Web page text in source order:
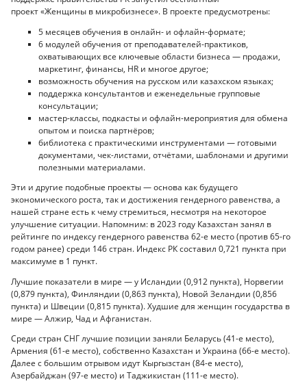
проект «Женщины в микробизнесе». В проекте предусмотрены:
5 месяцев обучения в онлайн- и офлайн-формате;
6 модулей обучения от преподавателей-практиков,
охватывающих все ключевые области бизнеса — продажи,
маркетинг, финансы, HR и многое другое;
возможность обучения на русском или казахском языках;
поддержка консультантов и еженедельные групповые
консультации;
мастер-классы, подкасты и офлайн-мероприятия для обмена
опытом и поиска партнёров;
библиотека с практическими инструментами — готовыми
документами, чек-листами, отчётами, шаблонами и другими
полезными материалами.
Эти и другие подобные проекты — основа как будущего
экономического роста, так и достижения гендерного равенства, а
нашей стране есть к чему стремиться, несмотря на некоторое
улучшение ситуации. Напомним: в 2023 году Казахстан занял в
рейтинге по индексу гендерного равенства 62-е место (против 65-го
годом ранее) среди 146 стран. Индекс РК составил 0,721 пункта при
максимуме в 1 пункт.
Лучшие показатели в мире — у Исландии (0,912 пункта), Норвегии
(0,879 пункта), Финляндии (0,863 пункта), Новой Зеландии (0,856
пункта) и Швеции (0,815 пункта). Худшие для женщин государства в
мире — Алжир, Чад и Афганистан.
Среди стран СНГ лучшие позиции заняли Беларусь (41-е место),
Армения (61-е место), собственно Казахстан и Украина (66-е место).
Далее с большим отрывом идут Кыргызстан (84-е место),
Азербайджан (97-е место) и Таджикистан (111-е место).